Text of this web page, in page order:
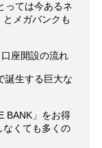
っては今あるネ
メガバンクも
座開設の流れ
誕生する巨大な
BANK」をお得
くても多くの